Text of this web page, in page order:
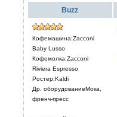
Buzz
Кофемашина:Zacconi
Baby Lusso
Кофемолка:Zacconi
Riviera Espresso
Ростер:Kaldi
Др. оборудованиеМока,
френч-пресс